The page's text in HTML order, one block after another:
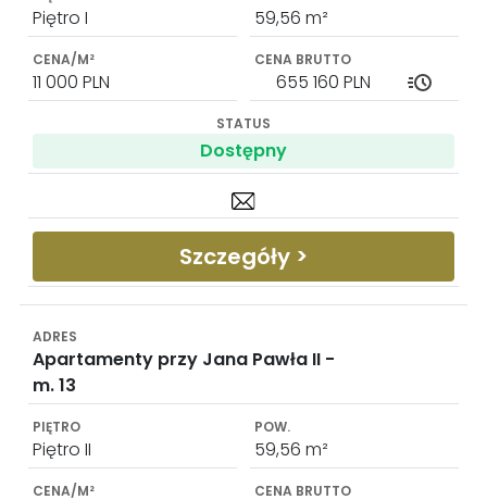
Piętro I 59,56 m²
11 000 PLN 655 160 PLN
Dostępny
Szczegóły >
Apartamenty przy Jana Pawła II -
m. 13
Piętro II 59,56 m²